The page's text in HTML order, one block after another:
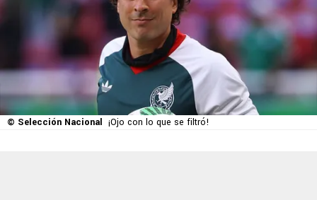
© Selección Nacional ¡Ojo con lo que se filtró!